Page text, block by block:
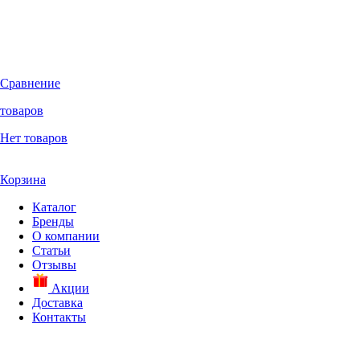
Сравнение
товаров
Нет товаров
Корзина
Каталог
Бренды
О компании
Статьи
Отзывы
Акции
Доставка
Контакты